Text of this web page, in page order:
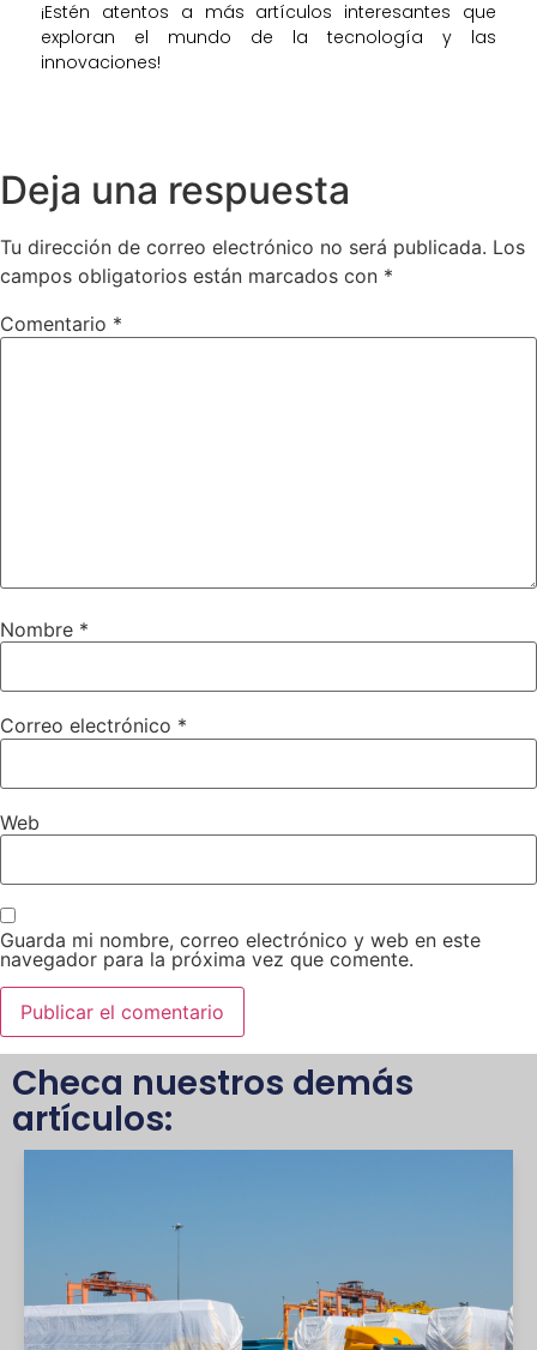
¡Estén atentos a más artículos interesantes que
exploran el mundo de la tecnología y las
innovaciones!
Deja una respuesta
Tu dirección de correo electrónico no será publicada. Los
campos obligatorios están marcados con *
Comentario *
Nombre *
Correo electrónico *
Web
Guarda mi nombre, correo electrónico y web en este
navegador para la próxima vez que comente.
Checa nuestros demás
artículos: